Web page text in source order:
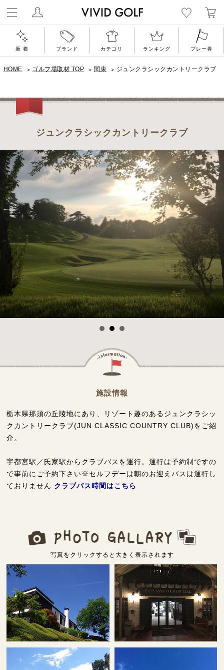
ゴルフウェア通
新 着 ブランド カテゴリ ランキング プレー券
HOME ゴルフ場取材 TOP 関東 ジュンクラシックカントリークラブ
ジュンクラシックカントリークラブ
施設情報
栃木県那須の丘陵地にあり、リゾート趣のあるジュンクラシッ
クカントリークラブ(JUN CLASSIC COUNTRY CLUB)をご紹
介。
宇都宮駅／氏家駅からクラブバスを運行。運行は予約制ですの
で事前にご予約下さい※セルフデーは朝のお迎えバスは運行し
ておりません クラブバス時間はこちら
写真をクリックすると大きく表示されます